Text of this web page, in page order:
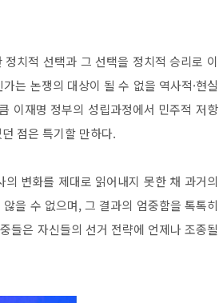
치적 선택과 그 선택을 정치적 승리로 이
는 논쟁의 대상이 될 수 없을 역사적·현실
이재명 정부의 성립과정에서 민주적 저항
점은 특기할 만하다.
변화를 제대로 읽어내지 못한 채 과거의
을 수 없으며,그 결과의 엄중함을 톡톡히
들은 자신들의 선거 전략에 언제나 조종될